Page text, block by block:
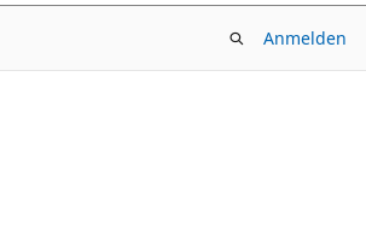
Anmelden